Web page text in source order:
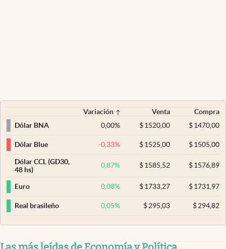
Variación Venta
Compra
Dólar BNA
0,00% $ 1520,00 $1470,00
Dólar Blue -0,33% $ 1525,00 $1505,00
Dólar CCL (GD30,
48 hs)
0,87% $ 1585,52 $1576,89
Euro 0,08% $ 1733,27 $1731,97
Real brasileño 0,05% $ 295,03 $294,82